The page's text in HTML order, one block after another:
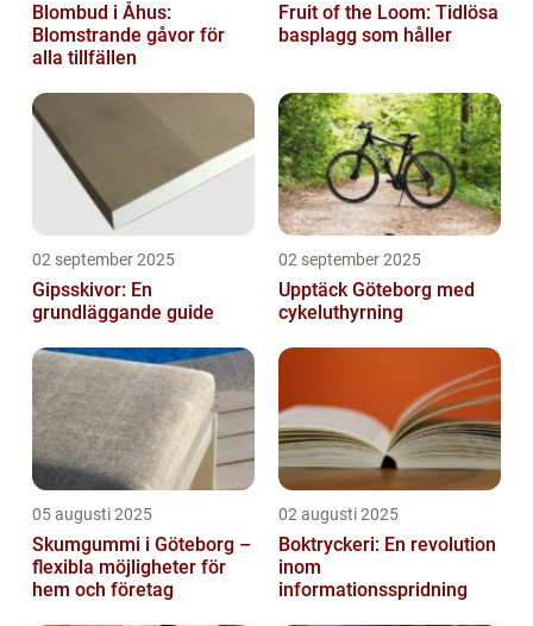
Blombud i Åhus:
Blomstrande gåvor för
alla tillfällen
Fruit of the Loom: Tidlösa
basplagg som håller
02 september 2025
Gipsskivor: En
grundläggande guide
02 september 2025
Upptäck Göteborg med
cykeluthyrning
05 augusti 2025
Skumgummi i Göteborg –
flexibla möjligheter för
hem och företag
02 augusti 2025
Boktryckeri: En revolution
inom
informationsspridning